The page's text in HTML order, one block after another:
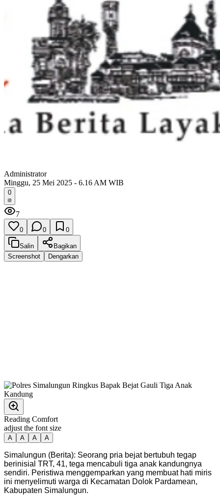
Administrator
Minggu, 25 Mei 2025 - 6.16 AM WIB
0
7
0 0 0
Salin
Bagikan
Screenshot
Dengarkan
Reading Comfort
adjust the font size
A A A A
Simalungun (Berita): Seorang pria bejat bertubuh tegap
berinisial TRT, 41, tega mencabuli tiga anak kandungnya
sendiri. Peristiwa menggemparkan yang membuat hati miris
ini menyelimuti warga di Kecamatan Dolok Pardamean,
Kabupaten Simalungun.